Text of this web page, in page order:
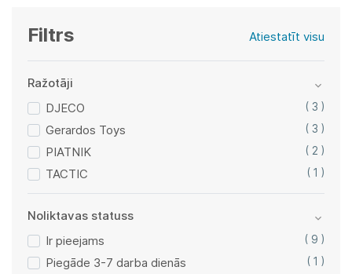
Filtrs Atiestatīt visu
Ražotāji
DJECO
( 3 )
Gerardos Toys ( 3 )
PIATNIK ( 2 )
TACTIC ( 1 )
Noliktavas statuss
Ir pieejams
( 9 )
Piegāde 3-7 darba dienās ( 1 )